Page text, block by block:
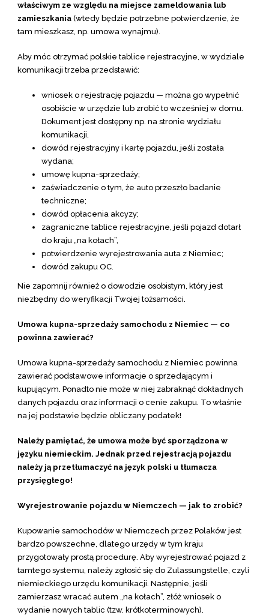
właściwym ze względu na miejsce zameldowania lub
zamieszkania (wtedy będzie potrzebne potwierdzenie, że
tam mieszkasz, np. umowa wynajmu).
Aby móc otrzymać polskie tablice rejestracyjne, w wydziale
komunikacji trzeba przedstawić:
wniosek o rejestrację pojazdu — można go wypełnić
osobiście w urzędzie lub zrobić to wcześniej w domu.
Dokument jest dostępny np. na stronie wydziału
komunikacji,
dowód rejestracyjny i kartę pojazdu, jeśli została
wydana;
umowę kupna-sprzedaży;
zaświadczenie o tym, że auto przeszło badanie
techniczne;
dowód opłacenia akcyzy;
zagraniczne tablice rejestracyjne, jeśli pojazd dotarł
do kraju „na kołach”,
potwierdzenie wyrejestrowania auta z Niemiec;
dowód zakupu OC.
Nie zapomnij również o dowodzie osobistym, który jest
niezbędny do weryfikacji Twojej tożsamości.
Umowa kupna-sprzedaży samochodu z Niemiec — co
powinna zawierać?
Umowa kupna-sprzedaży samochodu z Niemiec powinna
zawierać podstawowe informacje o sprzedającym i
kupującym. Ponadto nie może w niej zabraknąć dokładnych
danych pojazdu oraz informacji o cenie zakupu. To właśnie
na jej podstawie będzie obliczany podatek!
Należy pamiętać, że umowa może być sporządzona w
języku niemieckim. Jednak przed rejestracją pojazdu
należy ją przetłumaczyć na język polski u tłumacza
przysięgłego!
Wyrejestrowanie pojazdu w Niemczech — jak to zrobić?
Kupowanie samochodów w Niemczech przez Polaków jest
bardzo powszechne, dlatego urzędy w tym kraju
przygotowały prostą procedurę. Aby wyrejestrować pojazd z
tamtego systemu, należy zgłosić się do Zulassungstelle, czyli
niemieckiego urzędu komunikacji. Następnie, jeśli
zamierzasz wracać autem „na kołach”, złóż wniosek o
wydanie nowych tablic (tzw. krótkoterminowych).